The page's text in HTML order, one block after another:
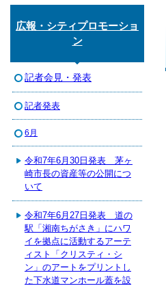
広報・シティプロモーショ
ン
記者会見・発表
記者発表
6月
令和7年6月30日発表 茅ヶ
崎市長の資産等の公開につ
いて
令和7年6月27日発表 道の
駅「湘南ちがさき」にハワ
イを拠点に活動するアーテ
ィスト「クリスティ・シ
ン」のアートをプリントし
た下水道マンホール蓋を設